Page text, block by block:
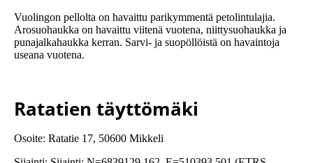
Vuolingon pellolta on havaittu parikymmentä petolintulajia.
Arosuohaukka on havaittu viitenä vuotena, niittysuohaukka ja
punajalkahaukka kerran. Sarvi- ja suopöllöistä on havaintoja
useana vuotena.
Ratatien täyttömäki
Osoite: Ratatie 17, 50600 Mikkeli